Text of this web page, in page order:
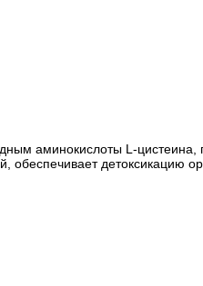
аминокислоты L-
детоксикацию